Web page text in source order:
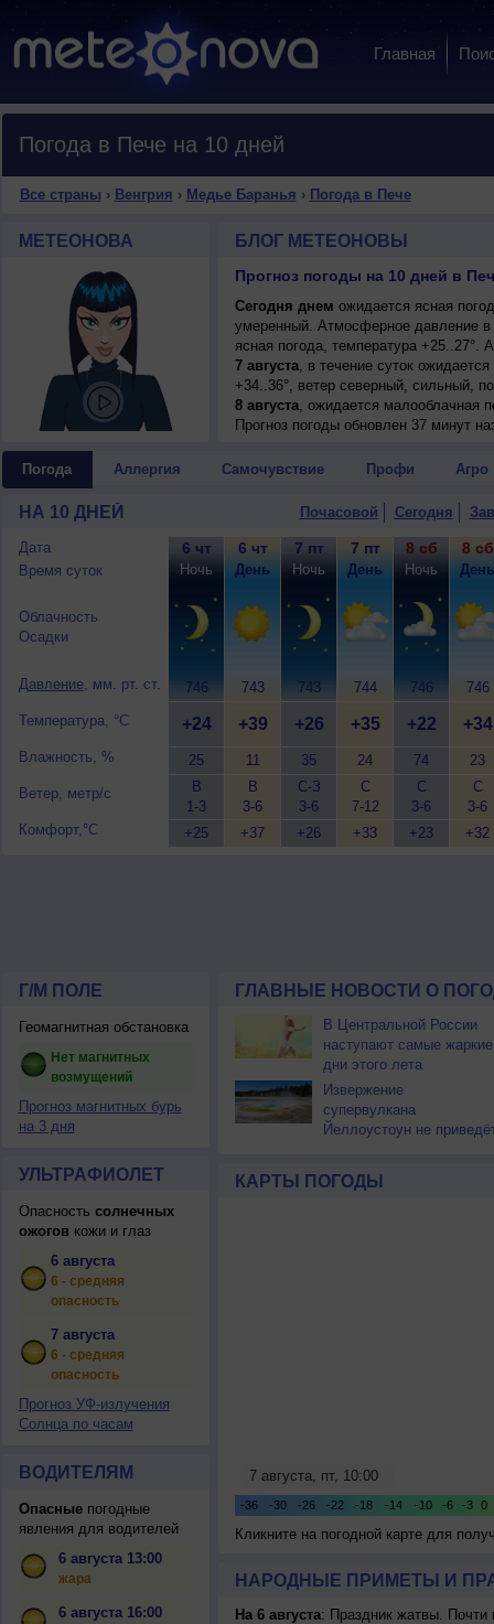
Главная
Погода в Пече на 10 дней
Все страны › Венгрия › Медье Баранья › Погода в Пече
МЕТЕОНОВА БЛОГ МЕТЕОНОВЫ
Прогноз погоды на 10 дней в
Сегодня днем ожидается ясная
умеренный. Атмосферное давление
ясная погода, температура
7 августа, в течение суток
+34..36°, ветер северный, сильный,
8 августа, ожидается малооблачная
северный, умеренный.
+34..36°, ветер слабый.
Прогноз погоды обновлен 37 минут
Погода Аллергия Самочувствие Профи Агро
НА 10 ДНЕЙ Почасовой Сегодня
Дата
Время суток
Облачность
Осадки
Давление, мм. рт. ст.
Температура, °C
Влажность, %
Ветер, метр/с
Комфорт,°C
6 чт
Ночь
746
+24
25
В
1-3
+25
6 чт
День
743
+39
11
В
3-6
+37
7 пт
Ночь
743
+26
35
С-З
3-6
+26
7 пт
День
744
+35
24
С
7-12
+33
8 сб
Ночь
746
+22
74
С
3-6
+23
8 сб
День
746
+34
23
С
3-6
+32
Г/М ПОЛЕ
Геомагнитная обстановка
Нет магнитных
возмущений
Прогноз магнитных бурь
на 3 дня
УЛЬТРАФИОЛЕТ
Опасность солнечных
ожоговкожи и глаз
6 августа
6 - средняя
опасность
7 августа
6 - средняя
опасность
Прогноз УФ-излучения
Солнца по часам
ВОДИТЕЛЯМ
Опасныепогодные
явления для водителей
6 августа 13:00
жара
6 августа 16:00
ГЛАВНЫЕ НОВОСТИ О
В Центральной России
наступают самые жаркие
дни этого лета
Извержение
супервулкана
Йеллоустоун не
КАРТЫ ПОГОДЫ
Кликните на погодной карте для
НАРОДНЫЕ ПРИМЕТЫ И
На 6 августа: Праздник жатвы. Почти